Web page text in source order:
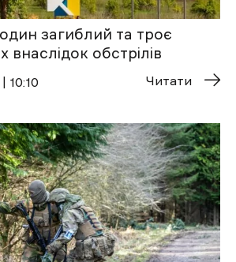
загиблий та троє
внаслідок обстрілів
10:10 Читати